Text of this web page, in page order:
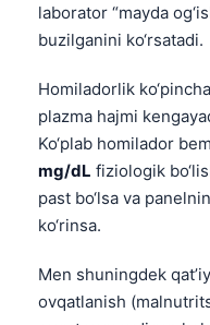
laborator “mayda
buzilganini ko‘rsatadi.
Homiladorlik
plazma hajmi
Ko‘plab homilador
mg/dL fiziologik
past bo‘lsa va
ko‘rinsa.
Men shuningdek
ovqatlanish